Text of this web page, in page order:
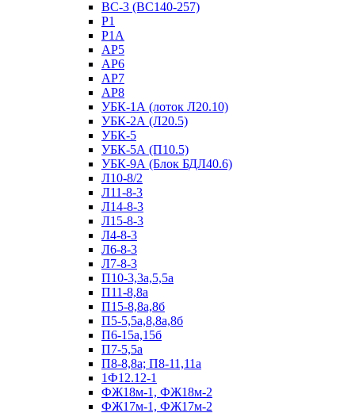
ВС-3 (ВС140-257)
Р1
Р1А
АР5
АР6
АР7
АР8
УБК-1А (лоток Л20.10)
УБК-2А (Л20.5)
УБК-5
УБК-5А (П10.5)
УБК-9А (Блок БДЛ40.6)
Л10-8/2
Л11-8-3
Л14-8-3
Л15-8-3
Л4-8-3
Л6-8-3
Л7-8-3
П10-3,3а,5,5а
П11-8,8а
П15-8,8а,8б
П5-5,5а,8,8а,8б
П6-15а,15б
П7-5,5а
П8-8,8а; П8-11,11а
1Ф12.12-1
ФЖ18м-1, ФЖ18м-2
ФЖ17м-1, ФЖ17м-2